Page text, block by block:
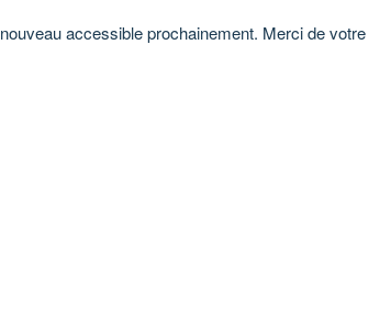
accessible prochainement. Merci de votre